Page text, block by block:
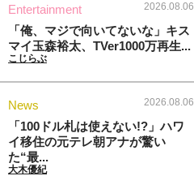
Entertainment 2026.08.06
「俺、マジで向いてないな」キス
マイ玉森裕太、TVer1000万再生...
こじらぶ
News 2026.08.06
「100ドル札は使えない!?」ハワ
イ移住の元テレ朝アナが驚い
た“最...
大木優紀